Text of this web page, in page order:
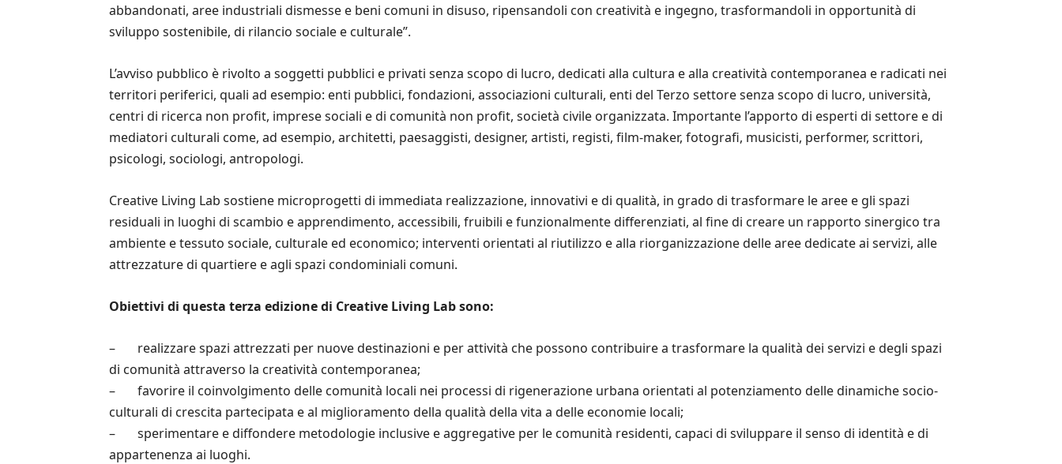
abbandonati, aree industriali dismesse e beni comuni in disuso, ripensandoli con creatività e ingegno, trasformandoli in opportunità di
sviluppo sostenibile, di rilancio sociale e culturale”.
L’avviso pubblico è rivolto a soggetti pubblici e privati senza scopo di lucro, dedicati alla cultura e alla creatività contemporanea e radicati nei
territori periferici, quali ad esempio: enti pubblici, fondazioni, associazioni culturali, enti del Terzo settore senza scopo di lucro, università,
centri di ricerca non profit, imprese sociali e di comunità non profit, società civile organizzata. Importante l’apporto di esperti di settore e di
mediatori culturali come, ad esempio, architetti, paesaggisti, designer, artisti, registi, film-maker, fotografi, musicisti, performer, scrittori,
psicologi, sociologi, antropologi.
Creative Living Lab sostiene microprogetti di immediata realizzazione, innovativi e di qualità, in grado di trasformare le aree e gli spazi
residuali in luoghi di scambio e apprendimento, accessibili, fruibili e funzionalmente differenziati, al fine di creare un rapporto sinergico tra
ambiente e tessuto sociale, culturale ed economico; interventi orientati al riutilizzo e alla riorganizzazione delle aree dedicate ai servizi, alle
attrezzature di quartiere e agli spazi condominiali comuni.
Obiettivi di questa terza edizione di Creative Living Lab sono:
– realizzare spazi attrezzati per nuove destinazioni e per attività che possono contribuire a trasformare la qualità dei servizi e degli spazi
di comunità attraverso la creatività contemporanea;
– favorire il coinvolgimento delle comunità locali nei processi di rigenerazione urbana orientati al potenziamento delle dinamiche socio-
culturali di crescita partecipata e al miglioramento della qualità della vita a delle economie locali;
– sperimentare e diffondere metodologie inclusive e aggregative per le comunità residenti, capaci di sviluppare il senso di identità e di
appartenenza ai luoghi.